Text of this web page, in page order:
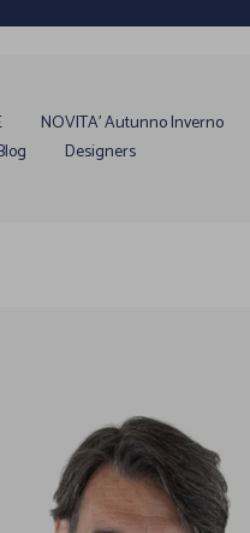
NOVITA' Autunno Inverno
Designers